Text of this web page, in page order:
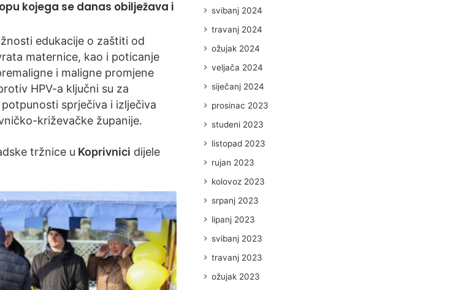
kojega se danas obilježava i
edukacije o zaštiti od
maternice, kao i poticanje
i maligne promjene
HPV-a ključni su za
sprječiva i izlječiva
križevačke županije.
tržnice u Koprivnici dijele
svibanj 2024
travanj 2024
ožujak 2024
veljača 2024
siječanj 2024
prosinac 2023
studeni 2023
listopad 2023
rujan 2023
kolovoz 2023
srpanj 2023
lipanj 2023
svibanj 2023
travanj 2023
ožujak 2023